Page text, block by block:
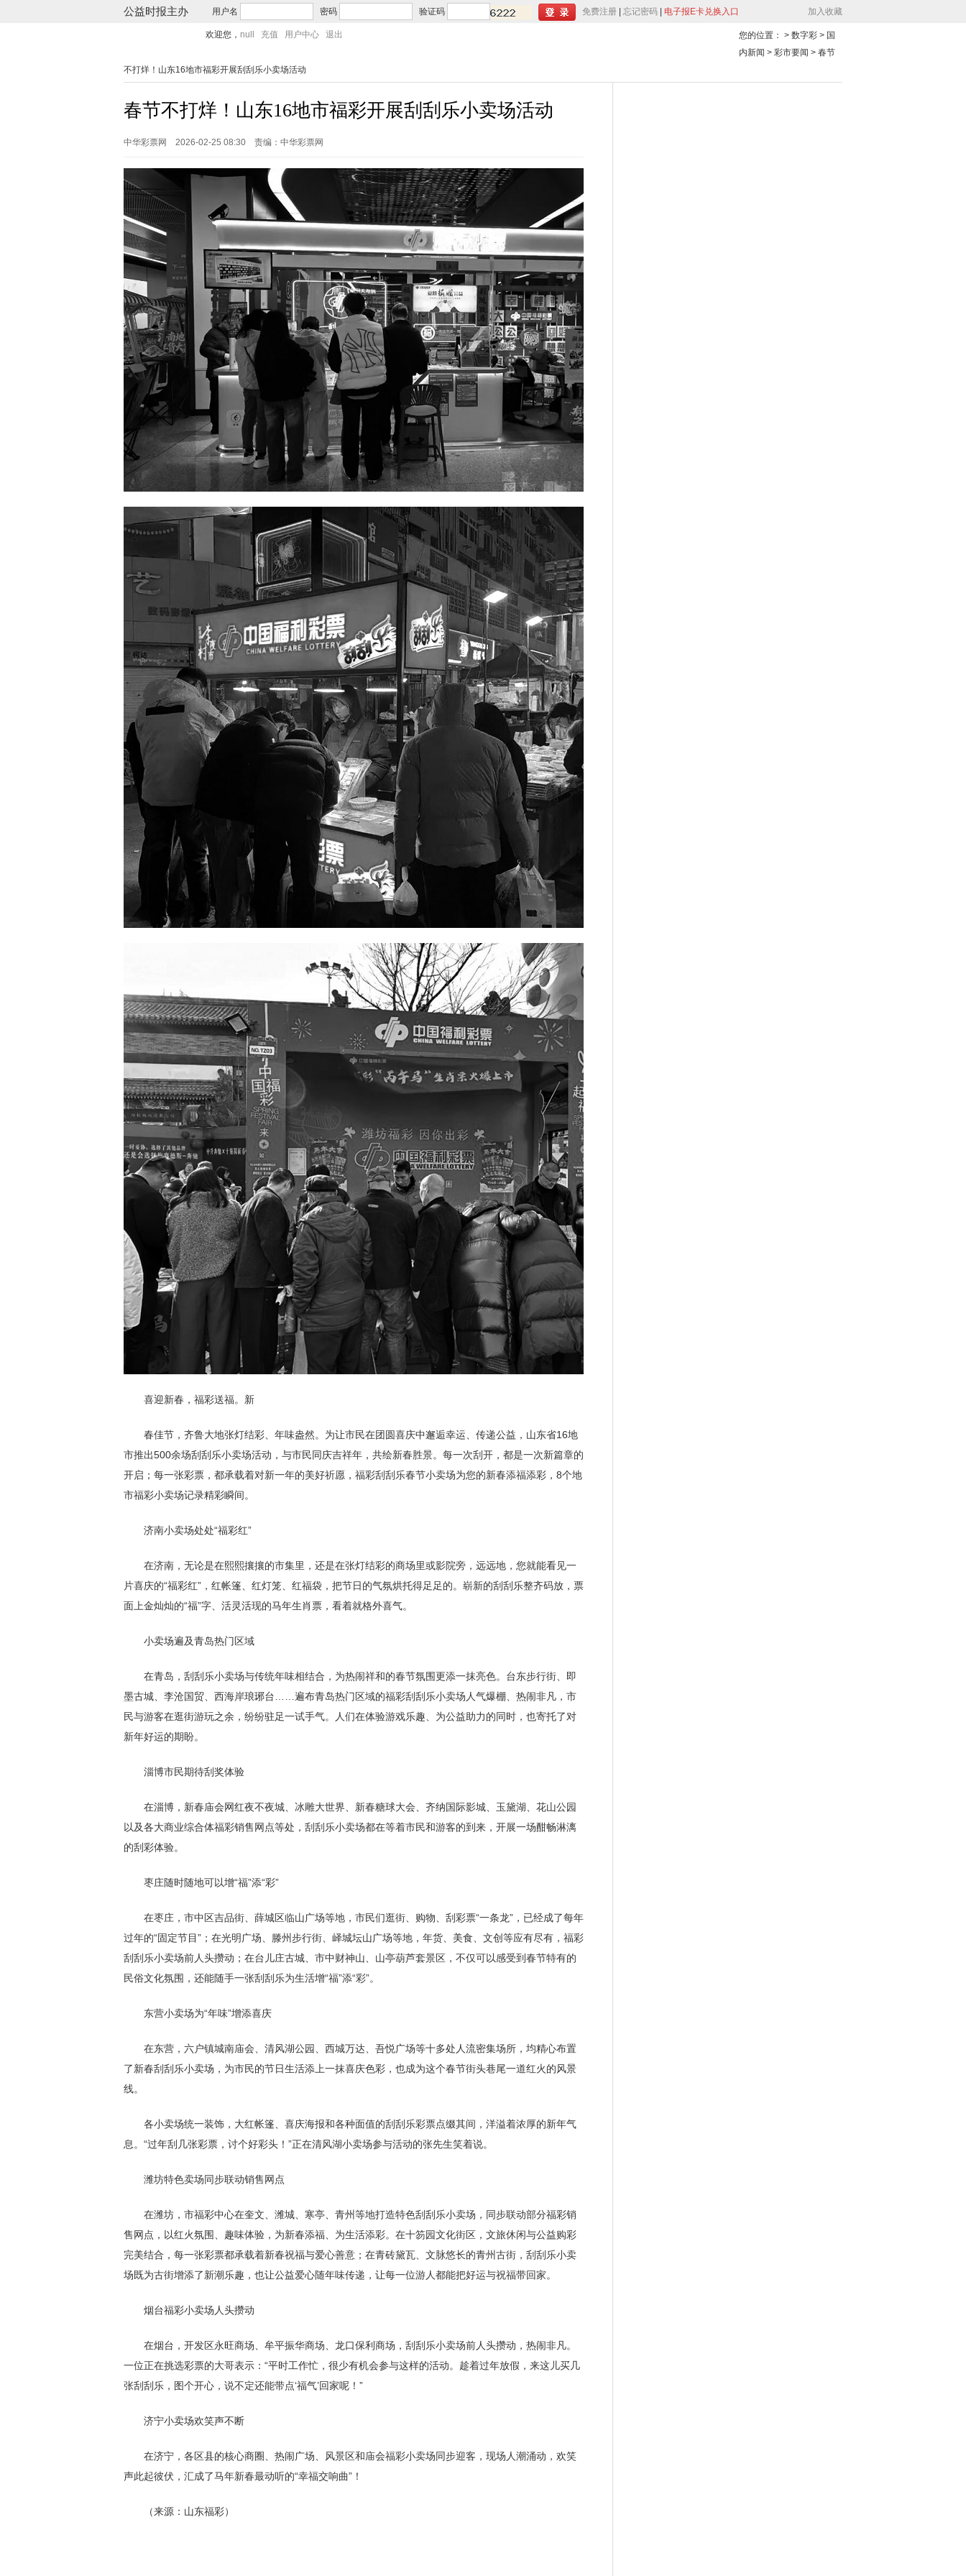
公益时报主办 用户名 密码 验证码 免费注册 忘记密码 电子报E卡兑换入口
欢迎您， null 充值 用户中心 退出
加入收藏
您的位置： > 数字彩 > 国
内新闻 > 彩市要闻 > 春节
不打烊！山东16地市福彩开展刮刮乐小卖场活动
春节不打烊！山东16地市福彩开展刮刮乐小卖场活动
中华彩票网 2026-02-25 08:30 责编：中华彩票网
喜迎新春，福彩送福。新
春佳节，齐鲁大地张灯结彩、年味盎然。为让市民在团圆喜庆中邂逅幸运、传递公益，山东省16地
市推出500余场刮刮乐小卖场活动，与市民同庆吉祥年，共绘新春胜景。每一次刮开，都是一次新篇章的
开启；每一张彩票，都承载着对新一年的美好祈愿，福彩刮刮乐春节小卖场为您的新春添福添彩，8个地
市福彩小卖场记录精彩瞬间。
济南小卖场处处“福彩红”
在济南，无论是在熙熙攘攘的市集里，还是在张灯结彩的商场里或影院旁，远远地，您就能看见一
片喜庆的“福彩红”，红帐篷、红灯笼、红福袋，把节日的气氛烘托得足足的。崭新的刮刮乐整齐码放，票
面上金灿灿的“福”字、活灵活现的马年生肖票，看着就格外喜气。
小卖场遍及青岛热门区域
在青岛，刮刮乐小卖场与传统年味相结合，为热闹祥和的春节氛围更添一抹亮色。台东步行街、即
墨古城、李沧国贸、西海岸琅琊台……遍布青岛热门区域的福彩刮刮乐小卖场人气爆棚、热闹非凡，市
民与游客在逛街游玩之余，纷纷驻足一试手气。人们在体验游戏乐趣、为公益助力的同时，也寄托了对
新年好运的期盼。
淄博市民期待刮奖体验
在淄博，新春庙会网红夜不夜城、冰雕大世界、新春糖球大会、齐纳国际影城、玉黛湖、花山公园
以及各大商业综合体福彩销售网点等处，刮刮乐小卖场都在等着市民和游客的到来，开展一场酣畅淋漓
的刮彩体验。
枣庄随时随地可以增“福”添“彩”
在枣庄，市中区吉品街、薛城区临山广场等地，市民们逛街、购物、刮彩票“一条龙”，已经成了每年
过年的“固定节目”；在光明广场、滕州步行街、峄城坛山广场等地，年货、美食、文创等应有尽有，福彩
刮刮乐小卖场前人头攒动；在台儿庄古城、市中财神山、山亭葫芦套景区，不仅可以感受到春节特有的
民俗文化氛围，还能随手一张刮刮乐为生活增“福”添“彩”。
东营小卖场为“年味”增添喜庆
在东营，六户镇城南庙会、清风湖公园、西城万达、吾悦广场等十多处人流密集场所，均精心布置
了新春刮刮乐小卖场，为市民的节日生活添上一抹喜庆色彩，也成为这个春节街头巷尾一道红火的风景
线。
各小卖场统一装饰，大红帐篷、喜庆海报和各种面值的刮刮乐彩票点缀其间，洋溢着浓厚的新年气
息。“过年刮几张彩票，讨个好彩头！”正在清风湖小卖场参与活动的张先生笑着说。
潍坊特色卖场同步联动销售网点
在潍坊，市福彩中心在奎文、潍城、寒亭、青州等地打造特色刮刮乐小卖场，同步联动部分福彩销
售网点，以红火氛围、趣味体验，为新春添福、为生活添彩。在十笏园文化街区，文旅休闲与公益购彩
完美结合，每一张彩票都承载着新春祝福与爱心善意；在青砖黛瓦、文脉悠长的青州古街，刮刮乐小卖
场既为古街增添了新潮乐趣，也让公益爱心随年味传递，让每一位游人都能把好运与祝福带回家。
烟台福彩小卖场人头攒动
在烟台，开发区永旺商场、牟平振华商场、龙口保利商场，刮刮乐小卖场前人头攒动，热闹非凡。
一位正在挑选彩票的大哥表示：“平时工作忙，很少有机会参与这样的活动。趁着过年放假，来这儿买几
张刮刮乐，图个开心，说不定还能带点‘福气’回家呢！”
济宁小卖场欢笑声不断
在济宁，各区县的核心商圈、热闹广场、风景区和庙会福彩小卖场同步迎客，现场人潮涌动，欢笑
声此起彼伏，汇成了马年新春最动听的“幸福交响曲”！
（来源：山东福彩）